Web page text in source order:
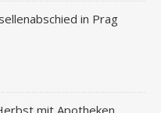
in Prag
mit Apotheken